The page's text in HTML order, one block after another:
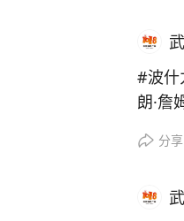
#波什
朗·詹
那你
分享